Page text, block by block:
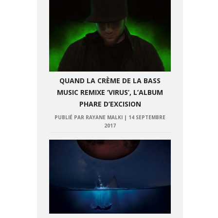
QUAND LA CRÈME DE LA BASS
MUSIC REMIXE ‘VIRUS’, L’ALBUM
PHARE D’EXCISION
PUBLIÉ PAR RAYANE MALKI | 14 SEPTEMBRE
2017